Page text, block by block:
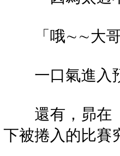
「哦∼∼大哥
一口氣進入預
還有，昴在「
下被捲入的比